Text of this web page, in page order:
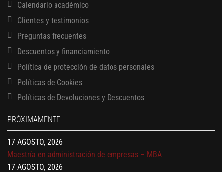
Calendario académico
Clientes y testimonios
Preguntas frecuentes
Descuentos y financiamiento
Política de protección de datos personales
Políticas de Cookies
Políticas de Devoluciones y Descuentos
PRÓXIMAMENTE
13 AGOSTO, 2026
17 AGOSTO, 2026
Gerencia de empresas familiares
17 AGOSTO, 2026
Maestría en administración de empresas – MBA
17 AGOSTO, 2026